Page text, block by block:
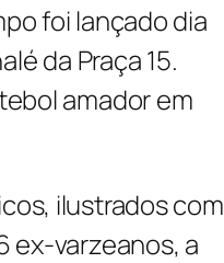
foi lançado dia
da Praça 15.
amador em
ilustrados com
ex-varzeanos, a